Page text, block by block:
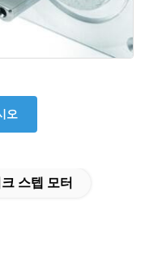
오
스텝 모터